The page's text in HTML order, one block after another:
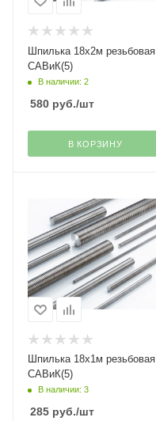
Шпилька 18х2м резьбовая
САВиК(5)
В наличии: 2
580 руб./шт
В КОРЗИНУ
Шпилька 18х1м резьбовая
САВиК(5)
В наличии: 3
285 руб./шт